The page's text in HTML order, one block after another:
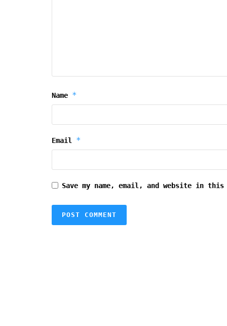
Name *
Email *
Save my name, email, and website in